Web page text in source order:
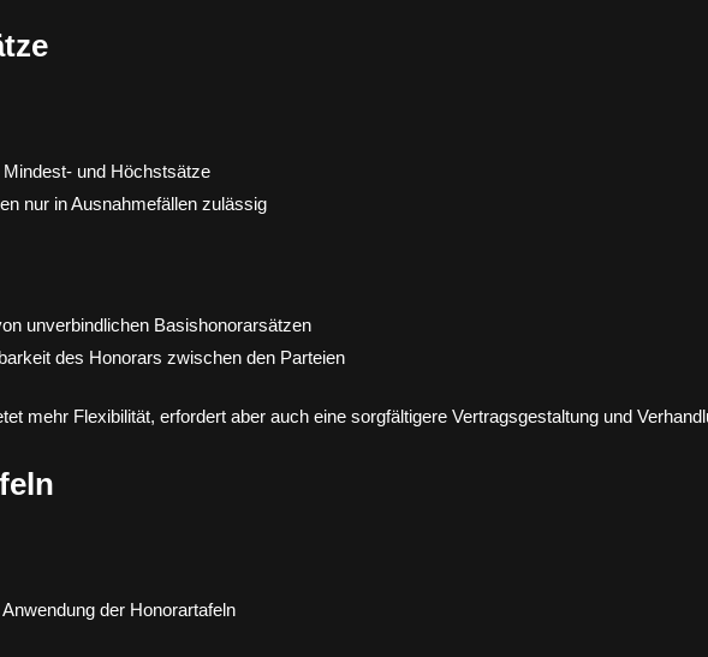
Mindest- und Höchstsätze
nur in Ausnahmefällen zulässig
unverbindlichen Basishonorarsätzen
des Honorars zwischen den Parteien
mehr Flexibilität, erfordert aber auch eine sorgfältigere Vertragsgestaltung und
der Honorartafeln